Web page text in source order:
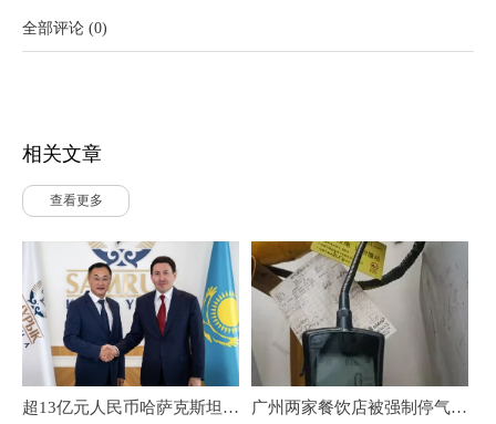
全部评论 (0)
相关文章
查看更多
超13亿元人民币哈萨克斯坦大
广州两家餐饮店被强制停气！